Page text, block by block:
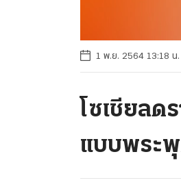
1 พ.ย. 2564 13:18 น.
โซเชียล
แบบพระพุ